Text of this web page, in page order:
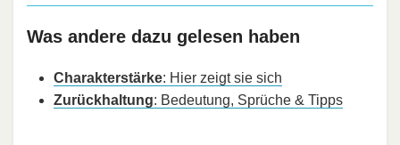
Was andere dazu gelesen haben
Charakterstärke: Hier zeigt sie sich
Zurückhaltung: Bedeutung, Sprüche & Tipps